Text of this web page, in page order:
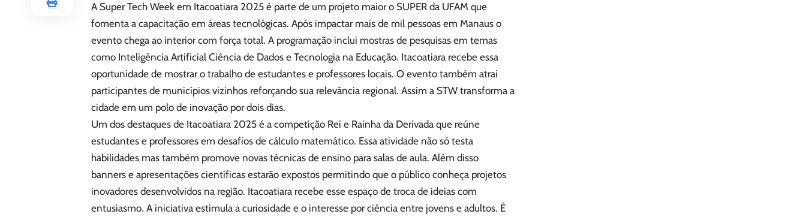
A Super Tech Week em Itacoatiara 2025 é parte de um projeto maior o SUPER da UFAM que
fomenta a capacitação em áreas tecnológicas. Após impactar mais de mil pessoas em Manaus o
evento chega ao interior com força total. A programação inclui mostras de pesquisas em temas
como Inteligência Artificial Ciência de Dados e Tecnologia na Educação. Itacoatiara recebe essa
oportunidade de mostrar o trabalho de estudantes e professores locais. O evento também atrai
participantes de municípios vizinhos reforçando sua relevância regional. Assim a STW transforma a
cidade em um polo de inovação por dois dias.
Um dos destaques de Itacoatiara 2025 é a competição Rei e Rainha da Derivada que reúne
estudantes e professores em desafios de cálculo matemático. Essa atividade não só testa
habilidades mas também promove novas técnicas de ensino para salas de aula. Além disso
banners e apresentações científicas estarão expostos permitindo que o público conheça projetos
inovadores desenvolvidos na região. Itacoatiara recebe esse espaço de troca de ideias com
entusiasmo. A iniciativa estimula a curiosidade e o interesse por ciência entre jovens e adultos. É